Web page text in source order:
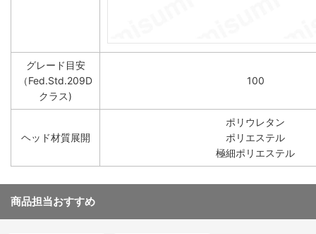
グレード目安
（Fed.Std.209D
クラス)
100
ヘッド材質展開
ポリウレタン
ポリエステル
極細ポリエステル
商品担当おすすめ